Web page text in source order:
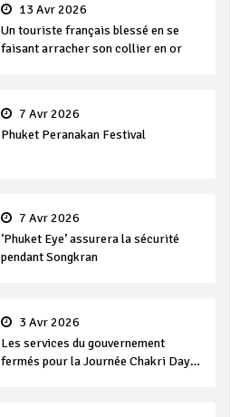
13 Avr 2026
Un touriste français blessé en se
faisant arracher son collier en or
7 Avr 2026
Phuket Peranakan Festival
7 Avr 2026
‘Phuket Eye’ assurera la sécurité
pendant Songkran
3 Avr 2026
Les services du gouvernement
fermés pour la Journée Chakri Day